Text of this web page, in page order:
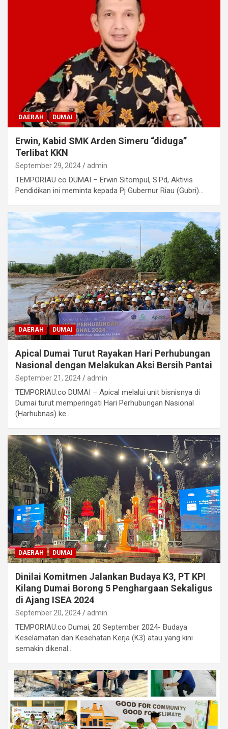
DAERAH DUMAI
Erwin, Kabid SMK Arden Simeru “diduga”
Terlibat KKN
September 29, 2024 admin
TEMPORIAU co DUMAI – Erwin Sitompul, S.Pd, Aktivis
Pendidikan ini meminta kepada Pj Gubernur Riau (Gubri)…
DAERAH DUMAI
Apical Dumai Turut Rayakan Hari Perhubungan
Nasional dengan Melakukan Aksi Bersih Pantai
September 21, 2024 admin
TEMPORIAU.co DUMAI – Apical melalui unit bisnisnya di
Dumai turut memperingati Hari Perhubungan Nasional
(Harhubnas) ke…
DAERAH DUMAI
Dinilai Komitmen Jalankan Budaya K3, PT KPI
Kilang Dumai Borong 5 Penghargaan Sekaligus
di Ajang ISEA 2024
September 20, 2024 admin
TEMPORIAU.co Dumai, 20 September 2024- Budaya
Keselamatan dan Kesehatan Kerja (K3) atau yang kini
semakin dikenal…